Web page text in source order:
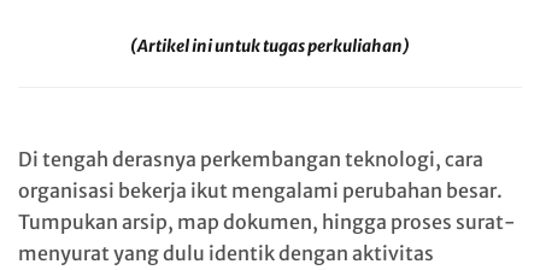
(Artikel ini untuk tugas perkuliahan)
Di tengah derasnya perkembangan teknologi, cara
organisasi bekerja ikut mengalami perubahan besar.
Tumpukan arsip, map dokumen, hingga proses surat-
menyurat yang dulu identik dengan aktivitas